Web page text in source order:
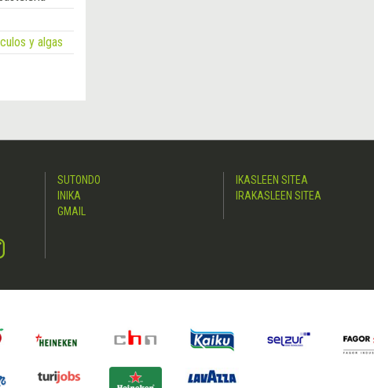
y algas
SUTONDO
INIKA
GMAIL
IKASLEEN SITEA
IRAKASLEEN SITEA